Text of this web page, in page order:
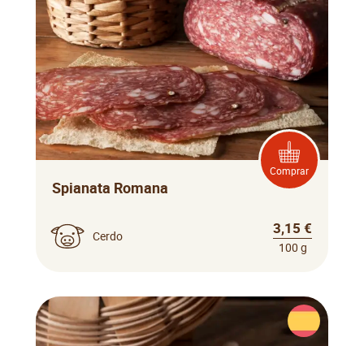
Comprar
Spianata Romana
Cerdo 3,15 €
100 g